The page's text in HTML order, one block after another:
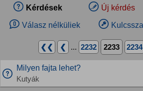
Kérdések Új kérdés
Válasz nélküliek
❮❮ ❮ ... 2232 2233 2234
Milyen fajta lehet?
Kutyák